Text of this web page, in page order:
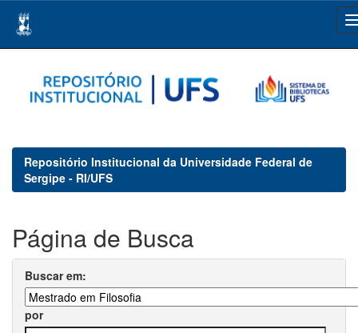
navigation
Repositório Institucional da Universidade Federal de
Sergipe - RI/UFS
Página de Busca
Buscar em:
por